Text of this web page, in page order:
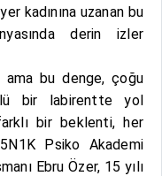
kadınına uzanan bu
derin izler
ama bu denge, çoğu
bir labirentte yol
bir beklenti, her
Psiko Akademi
Ebru Özer, 15 yılı